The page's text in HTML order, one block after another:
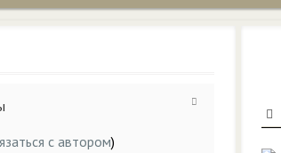
с автором)